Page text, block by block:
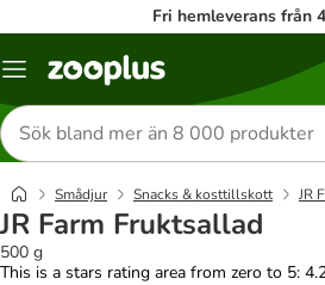
Fri hemleverans från
Katalogmeny
Sök
efter
produkter
Smådjur Snacks & kosttillskott JR
JR Farm Fruktsallad
500 g
This is a stars rating area from zero to 5: